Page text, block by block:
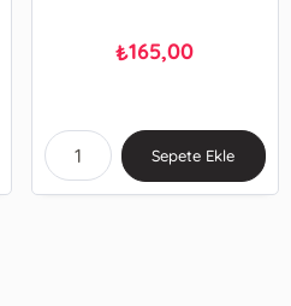
₺165,00
Sepete Ekle